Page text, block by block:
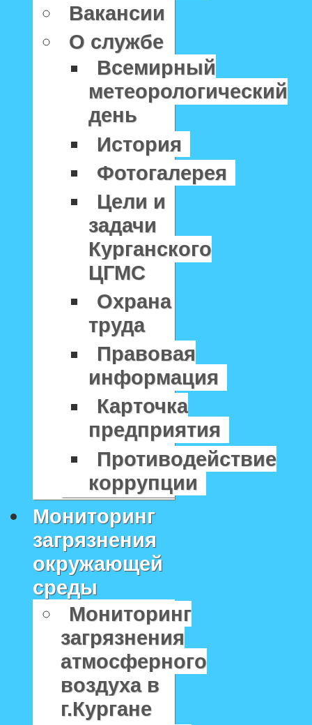
Вакансии
О службе
Всемирный
метеорологический
день
История
Фотогалерея
Цели и
задачи
Курганского
ЦГМС
Охрана
труда
Правовая
информация
Карточка
предприятия
Противодействие
коррупции
Мониторинг
загрязнения
окружающей
среды
Мониторинг
загрязнения
атмосферного
воздуха в
г.Кургане